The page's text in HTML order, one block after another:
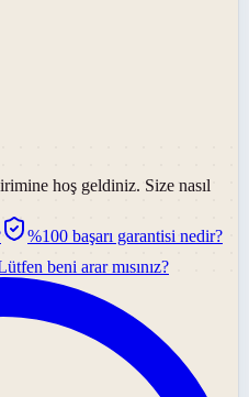
hoş geldiniz. Size nasıl
%100 başarı garantisi nedir?
beni arar mısınız?